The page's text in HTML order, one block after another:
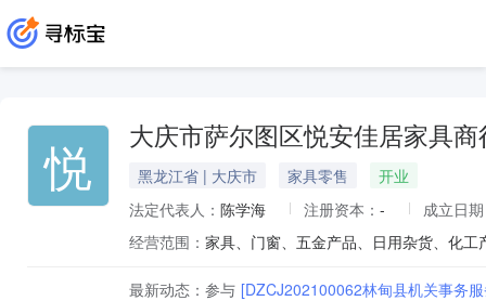
悦 大庆市萨尔图区悦安佳居家具商
黑龙江省 | 大庆市 家具零售
开业
法定代表人： 陈学海 注册资本： -
成立日
经营范围：
最新动态： 参与 [DZCJ202100062林甸县机关事务